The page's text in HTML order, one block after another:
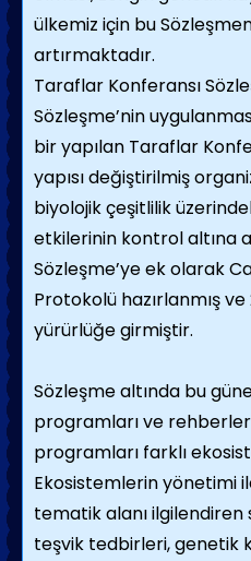
ülkemiz için bu
artırmaktadır.
Taraflar Konferansı
Sözleşme’nin
bir yapılan Taraflar
yapısı değiştirilmiş
biyolojik çeşitlilik
etkilerinin kontrol altına
Sözleşme’ye ek olarak
Protokolü hazırlanmış
yürürlüğe girmiştir.
Sözleşme altında bu
programları ve rehberler
programları farklı
Ekosistemlerin yönetimi
tematik alanı ilgilendiren
teşvik tedbirleri, genetik